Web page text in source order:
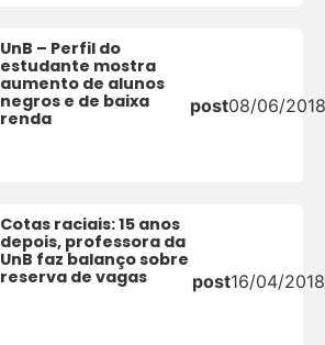
UnB – Perfil do
estudante mostra
aumento de alunos
negros e de baixa
renda
post08/06/
Cotas raciais: 15 anos
depois, professora da
UnB faz balanço sobre
reserva de vagas
post16/04/2018